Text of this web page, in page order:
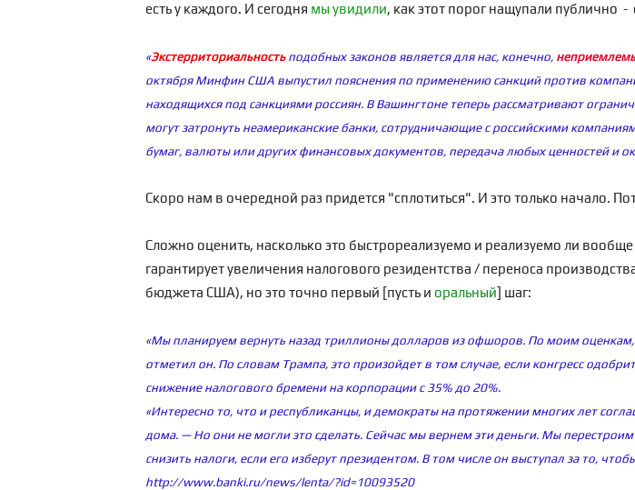
есть у каждого. И сегодня мы увидили, как этот порог нащупали публично -
«Экстерриториальностьподобных законов является для нас, конечно,
октября Минфин США выпустил пояснения по применению санкций против
находящихся под санкциями россиян. В Вашингтоне теперь рассматривают
могут затронуть неамериканские банки, сотрудничающие с российскими
бумаг, валюты или других финансовых документов, передача любых ценностей и
Скоро нам в очередной раз придется "сплотиться". И это только начало.
Сложно оценить, насколько это быстрореализуемо и реализуемо ли
гарантирует увеличения налогового резидентства / переноса
бюджета США), но это точно первый [пусть и оральный] шаг:
«Мы планируем вернуть назад триллионы долларов из офшоров. По моим
отметил он. По словам Трампа, это произойдет в том случае, если конгресс
снижение налогового бремени на корпорации с 35% до 20%.
«Интересно то, что и республиканцы, и демократы на протяжении многих лет
дома. — Но они не могли это сделать. Сейчас мы вернем эти деньги. Мы
снизить налоги, если его изберут президентом. В том числе он выступал за то,
http://www.banki.ru/news/lenta/?id=10093520